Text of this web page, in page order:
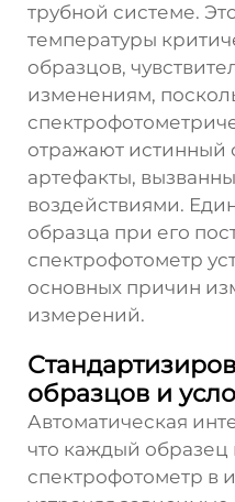
трубной системе.
температуры
образцов,
изменениям,
отражают истинный
артефакты,
воздействиями.
образца при его
спектрофотометр
основных причин
измерений.
образцов и
Автоматическая
что каждый образец
спектрофотометр в